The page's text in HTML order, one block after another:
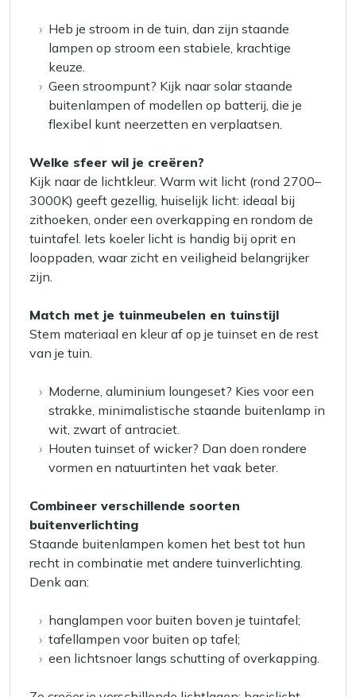
Heb je stroom in de tuin, dan zijn staande
lampen op stroom een stabiele, krachtige
keuze.
Geen stroompunt? Kijk naar solar staande
buitenlampen of modellen op batterij, die je
flexibel kunt neerzetten en verplaatsen.
Welke sfeer wil je creëren?
Kijk naar de lichtkleur. Warm wit licht (rond 2700–
3000K) geeft gezellig, huiselijk licht: ideaal bij
zithoeken, onder een overkapping en rondom de
tuintafel. Iets koeler licht is handig bij oprit en
looppaden, waar zicht en veiligheid belangrijker
zijn.
Match met je tuinmeubelen en tuinstijl
Stem materiaal en kleur af op je tuinset en de rest
van je tuin.
Moderne, aluminium loungeset? Kies voor een
strakke, minimalistische staande buitenlamp in
wit, zwart of antraciet.
Houten tuinset of wicker? Dan doen rondere
vormen en natuurtinten het vaak beter.
Combineer verschillende soorten
buitenverlichting
Staande buitenlampen komen het best tot hun
recht in combinatie met andere tuinverlichting.
Denk aan:
hanglampen voor buiten boven je tuintafel;
tafellampen voor buiten op tafel;
een lichtsnoer langs schutting of overkapping.